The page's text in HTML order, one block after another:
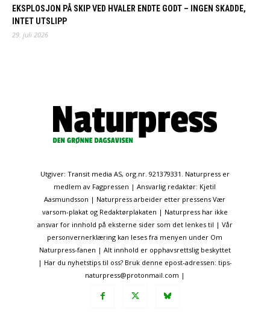
EKSPLOSJON PÅ SKIP VED HVALER ENDTE GODT – INGEN SKADDE,
INTET UTSLIPP
29. juli 2026
Utgiver: Transit media AS, org.nr. 921379331. Naturpress er
medlem av Fagpressen | Ansvarlig redaktør: Kjetil
Aasmundsson | Naturpress arbeider etter pressens Vær
varsom-plakat og Redaktørplakaten | Naturpress har ikke
ansvar for innhold på eksterne sider som det lenkes til | Vår
personvernerklæring kan leses fra menyen under Om
Naturpress-fanen | Alt innhold er opphavsrettslig beskyttet
| Har du nyhetstips til oss? Bruk denne epost-adressen: tips-
naturpress@protonmail.com |